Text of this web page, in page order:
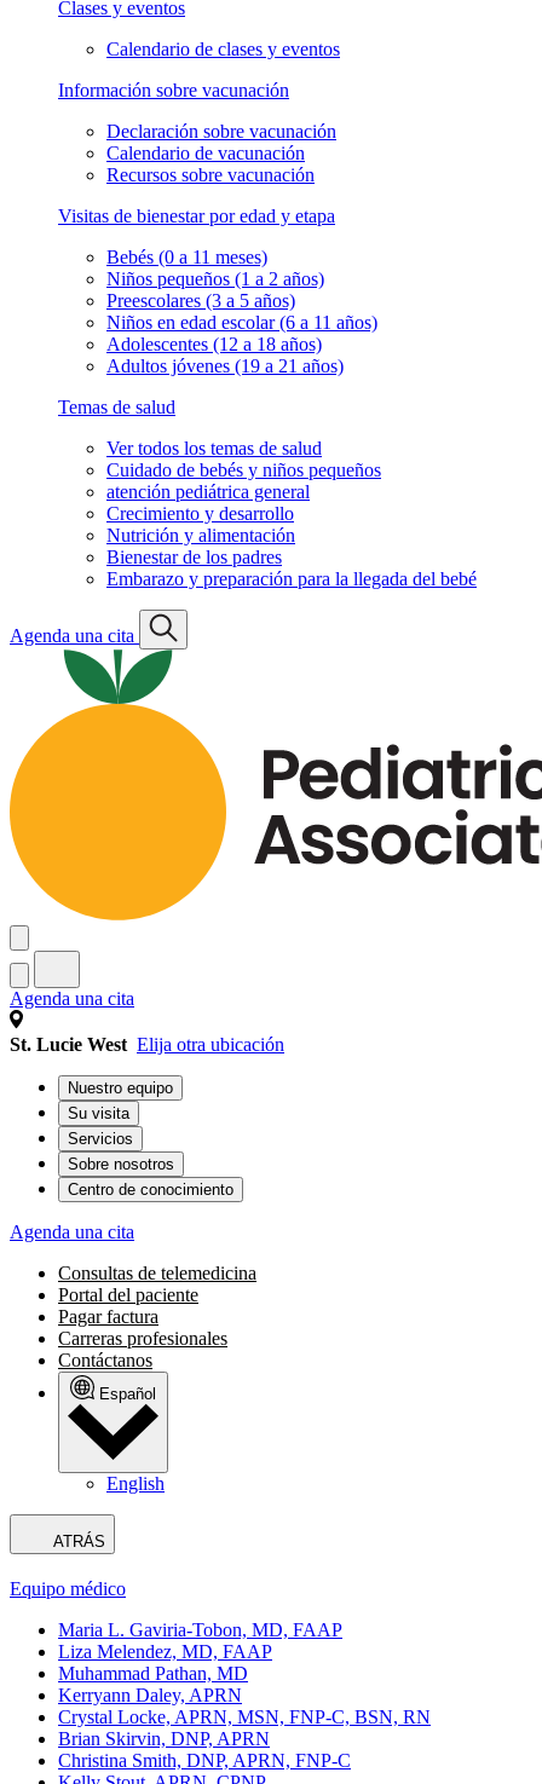
Clases y eventos
Calendario de clases y eventos
Información sobre vacunación
Declaración sobre vacunación
Calendario de vacunación
Recursos sobre vacunación
Visitas de bienestar por edad y etapa
Bebés (0 a 11 meses)
Niños pequeños (1 a 2 años)
Preescolares (3 a 5 años)
Niños en edad escolar (6 a 11 años)
Adolescentes (12 a 18 años)
Adultos jóvenes (19 a 21 años)
Temas de salud
Ver todos los temas de salud
Cuidado de bebés y niños pequeños
atención pediátrica general
Crecimiento y desarrollo
Nutrición y alimentación
Bienestar de los padres
Embarazo y preparación para la llegada del bebé
Agenda una cita
Agenda una cita
St. Lucie West Elija otra ubicación
Nuestro equipo
Su visita
Servicios
Sobre nosotros
Centro de conocimiento
Agenda una cita
Consultas de telemedicina
Portal del paciente
Pagar factura
Carreras profesionales
Contáctanos
Español
English
ATRÁS
Equipo médico
Maria L. Gaviria-Tobon, MD, FAAP
Liza Melendez, MD, FAAP
Muhammad Pathan, MD
Kerryann Daley, APRN
Crystal Locke, APRN, MSN, FNP-C, BSN, RN
Brian Skirvin, DNP, APRN
Christina Smith, DNP, APRN, FNP-C